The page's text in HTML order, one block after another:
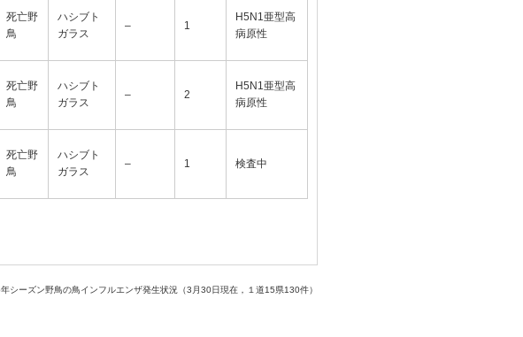
死亡野
鳥
ハシブト
ガラス
– 1
H5N1亜型高
病原性
死亡野
鳥
ハシブト
ガラス
– 2
H5N1亜型高
病原性
死亡野
鳥
ハシブト
ガラス
– 1 検査中
シーズン野鳥の鳥インフルエンザ発生状況（3月30日現在，１道15県130件）